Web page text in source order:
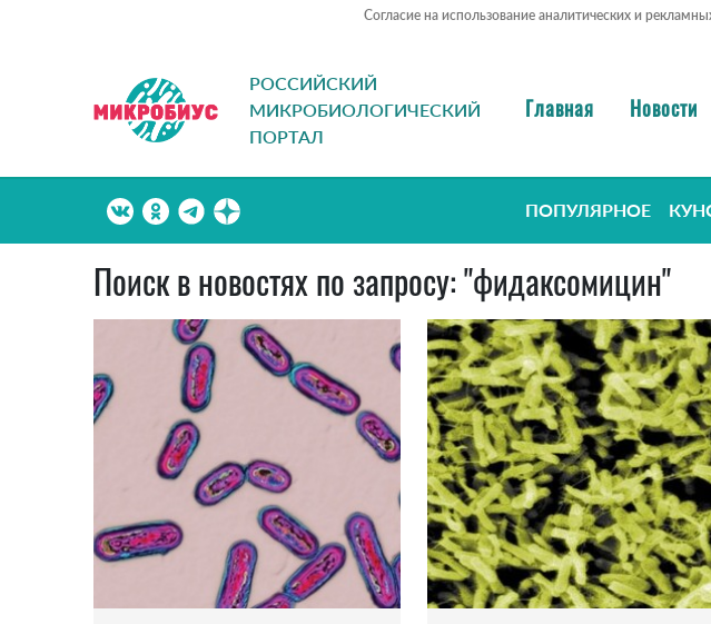
Согласие на использование аналитических и
РОССИЙСКИЙ
МИКРОБИОЛОГИЧЕСКИЙ
ПОРТАЛ
Главная Новости
ПОПУЛЯРНОЕ
Поиск в новостях по запросу: "фидаксомицин"